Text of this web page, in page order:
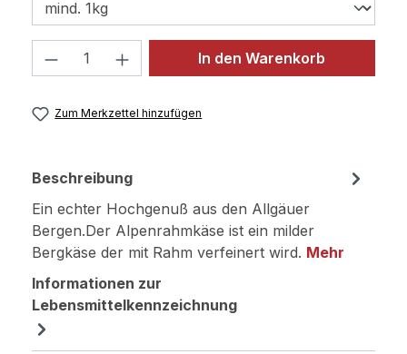
Produkt Anzahl: Gib den
In den Warenkorb
Zum Merkzettel hinzufügen
Beschreibung
Ein echter Hochgenuß aus den Allgäuer
Bergen.Der Alpenrahmkäse ist ein milder
Bergkäse der mit Rahm verfeinert wird. Mehr
Informationen zur
Lebensmittelkennzeichnung